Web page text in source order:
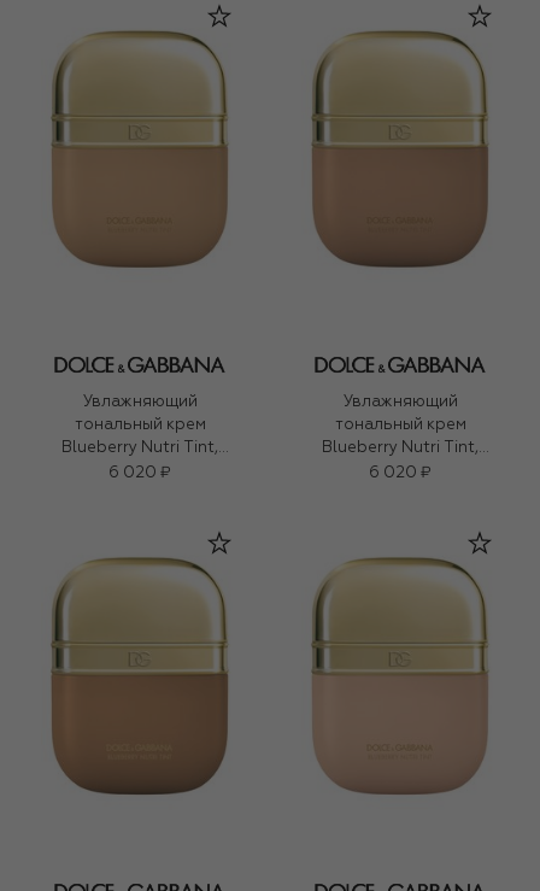
Увлажняющий
тональный крем
Blueberry Nutri Tint,
оттенок 16N Light
6 020 ₽
Увлажняющий
тональный крем
Blueberry Nutri Tint,
оттенок 19W Medium
6 020 ₽